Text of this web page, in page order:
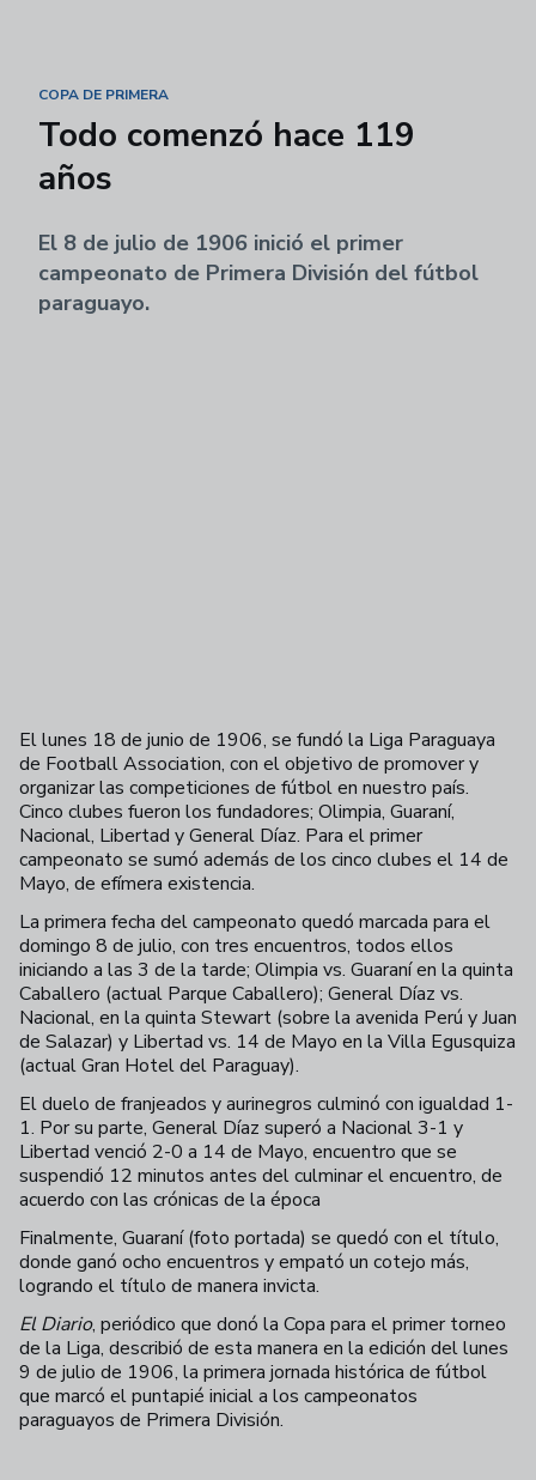
COPA DE PRIMERA
Todo comenzó hace 119
años
El 8 de julio de 1906 inició el primer
campeonato de Primera División del fútbol
paraguayo.
El lunes 18 de junio de 1906, se fundó la Liga Paraguaya
de Football Association, con el objetivo de promover y
organizar las competiciones de fútbol en nuestro país.
Cinco clubes fueron los fundadores; Olimpia, Guaraní,
Nacional, Libertad y General Díaz. Para el primer
campeonato se sumó además de los cinco clubes el 14 de
Mayo, de efímera existencia.
La primera fecha del campeonato quedó marcada para el
domingo 8 de julio, con tres encuentros, todos ellos
iniciando a las 3 de la tarde; Olimpia vs. Guaraní en la quinta
Caballero (actual Parque Caballero); General Díaz vs.
Nacional, en la quinta Stewart (sobre la avenida Perú y Juan
de Salazar) y Libertad vs. 14 de Mayo en la Villa Egusquiza
(actual Gran Hotel del Paraguay).
El duelo de franjeados y aurinegros culminó con igualdad 1-
1. Por su parte, General Díaz superó a Nacional 3-1 y
Libertad venció 2-0 a 14 de Mayo, encuentro que se
suspendió 12 minutos antes del culminar el encuentro, de
acuerdo con las crónicas de la época
Finalmente, Guaraní (foto portada) se quedó con el título,
donde ganó ocho encuentros y empató un cotejo más,
logrando el título de manera invicta.
El Diario, periódico que donó la Copa para el primer torneo
de la Liga, describió de esta manera en la edición del lunes
9 de julio de 1906, la primera jornada histórica de fútbol
que marcó el puntapié inicial a los campeonatos
paraguayos de Primera División.